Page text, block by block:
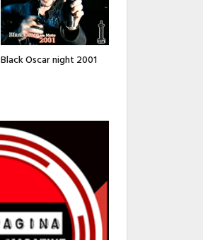
Black Oscar night 2001